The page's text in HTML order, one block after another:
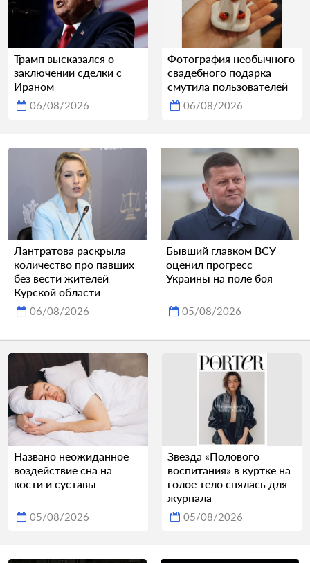
Трамп высказался о
заключении сделки с
Ираном
06/08/2026
Фотография необычного
свадебного подарка
смутила пользователей
06/08/2026
Лантратова раскрыла
количество про павших
без вести жителей
Курской области
06/08/2026
Бывший главком ВСУ
оценил прогресс
Украины на поле боя
05/08/2026
Названо неожиданное
воздействие сна на
кости и суставы
05/08/2026
Звезда «Полового
воспитания» в куртке на
голое тело снялась для
журнала
05/08/2026